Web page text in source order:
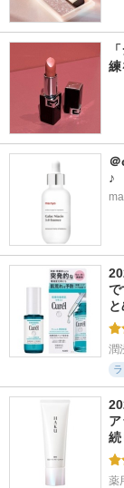
練
♪
潤
続
薬